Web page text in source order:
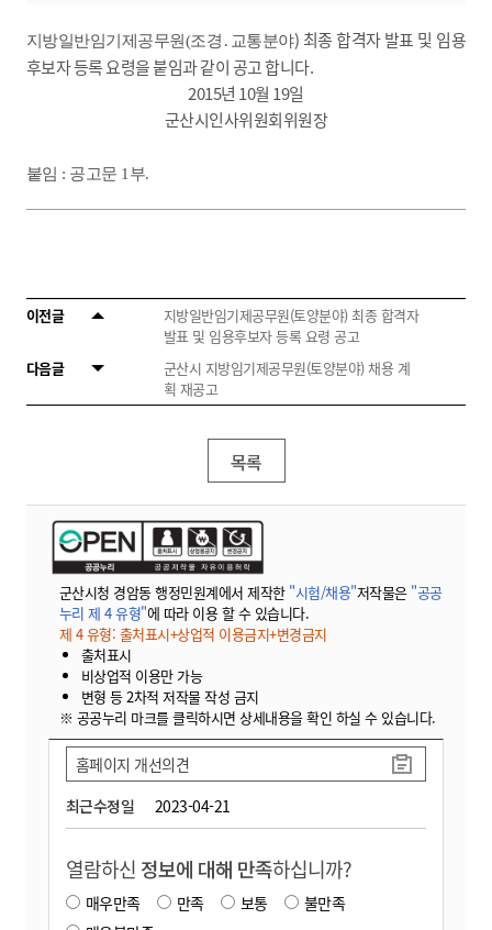
지방일반임기제공무원(조경․교통분야) 최종 합격자 발표 및 임용
후보자 등록 요령을 붙임과 같이공고 합니다.
2015년 10월 19일
군산시인사위원회위원장
붙임 : 공고문 1부.
이전글
지방일반임기제공무원(토양분야) 최종 합격자
발표 및 임용후보자 등록 요령 공고
다음글
군산시 지방임기제공무원(토양분야) 채용 계
획 재공고
목록
군산시청 경암동 행정민원계에서 제작한 "시험/채용"저작물은 "공공
누리 제 4 유형"에 따라 이용 할 수 있습니다.
제 4 유형: 출처표시+상업적 이용금지+변경금지
출처표시
비상업적 이용만 가능
변형 등 2차적 저작물 작성 금지
※ 공공누리 마크를 클릭하시면 상세내용을 확인 하실 수 있습니다.
최근수정일 2023-04-21
홈페이지 개선의견
열람하신 정보에 대해 만족하십니까?
매우만족 만족 보통
불만족